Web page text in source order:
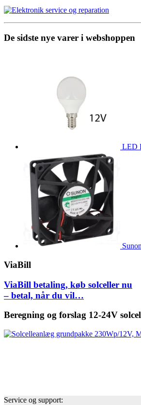
De sidste nye varer i webshoppen
LED
ViaBill
ViaBill betaling, køb solceller nu
– betal, når du vil…
Beregning og forslag 12-24V
Service og support: